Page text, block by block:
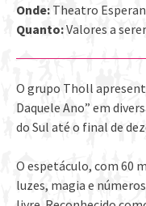
Onde: Theatro
Quanto:Valores a
O grupo Tholl
Daquele Ano” em
do Sul até o final de
O espetáculo, com 60
luzes, magia e